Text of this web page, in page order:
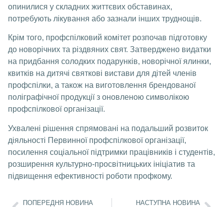
опинилися у складних життєвих обставинах,
потребують лікування або зазнали інших труднощів.
Крім того, профспілковий комітет розпочав підготовку
до новорічних та різдвяних свят. Затверджено видатки
на придбання солодких подарунків, новорічної ялинки,
квитків на дитячі святкові вистави для дітей членів
профспілки, а також на виготовлення брендованої
поліграфічної продукції з оновленою символікою
профспілкової організації.
Ухвалені рішення спрямовані на подальший розвиток
діяльності Первинної профспілкової організації,
посилення соціальної підтримки працівників і студентів,
розширення культурно-просвітницьких ініціатив та
підвищення ефективності роботи профкому.
ПОПЕРЕДНЯ НОВИНА НАСТУПНА НОВИНА